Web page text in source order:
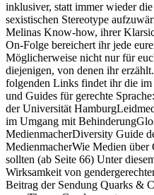
inklusiver, statt immer wieder
sexistischen Stereotype
Melinas Know-how, ihrer
On-Folge bereichert ihr jede
Möglicherweise nicht nur für
diejenigen, von denen ihr
folgenden Links findet ihr die im
und Guides für gerechte
der Universität
im Umgang mit
MedienmacherDiversity Guide
MedienmacherWie Medien über
sollten (ab Seite 66) Unter
Wirksamkeit von
Beitrag der Sendung Quarks &